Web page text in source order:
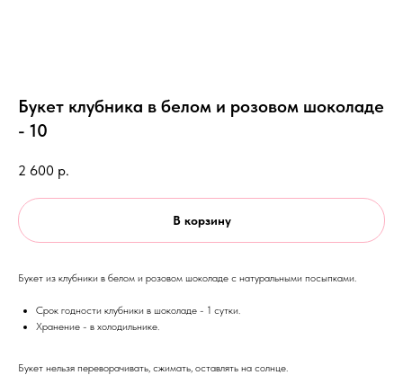
Букет клубника в белом и розовом шоколаде
- 10
2 600 р.
В корзину
Букет из клубники в белом и розовом шоколаде с натуральными посыпками.
Срок годности клубники в шоколаде - 1 сутки.
Хранение - в холодильнике.
Букет нельзя переворачивать, сжимать, оставлять на солнце.